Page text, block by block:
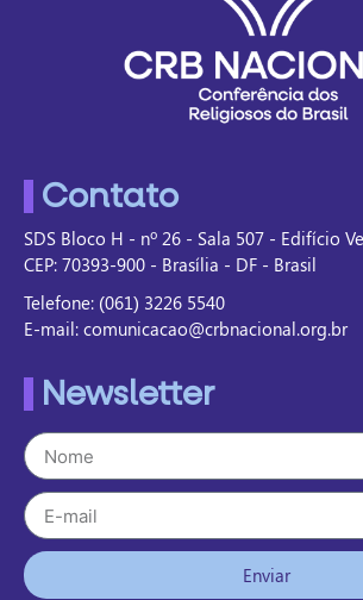
Contato
SDS Bloco H - nº 26 - Sala 507 - Edifício
CEP: 70393-900 - Brasília - DF - Brasil
Telefone: (061) 3226 5540
E-mail: comunicacao@crbnacional.org.br
Newsletter
Enviar